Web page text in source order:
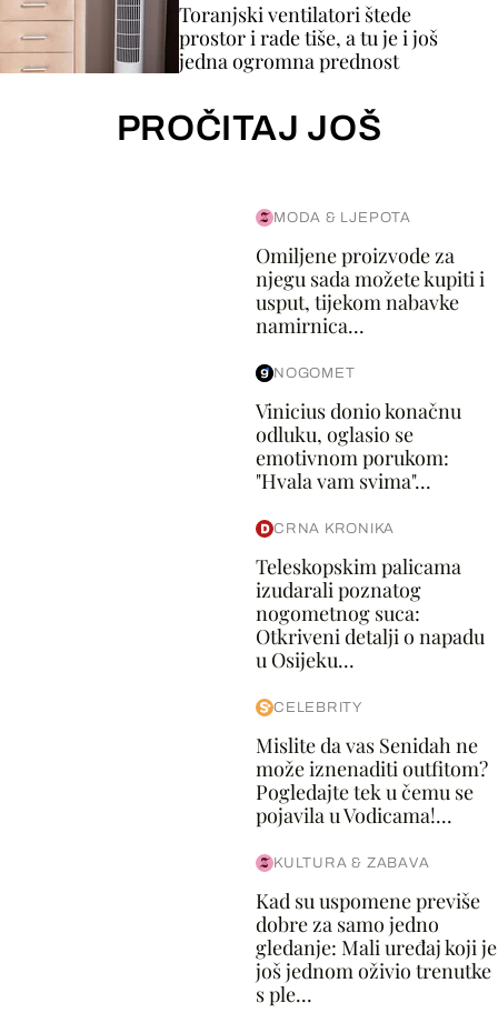
Toranjski ventilatori štede
prostor i rade tiše, a tu je i još
jedna ogromna prednost
PROČITAJ JOŠ
MODA & LJEPOTA
Omiljene proizvode za
njegu sada možete kupiti i
usput, tijekom nabavke
namirnica...
NOGOMET
Vinicius donio konačnu
odluku, oglasio se
emotivnom porukom:
"Hvala vam svima"...
CRNA KRONIKA
Teleskopskim palicama
izudarali poznatog
nogometnog suca:
Otkriveni detalji o napadu
u Osijeku...
CELEBRITY
Mislite da vas Senidah ne
može iznenaditi outfitom?
Pogledajte tek u čemu se
pojavila u Vodicama!...
KULTURA & ZABAVA
Kad su uspomene previše
dobre za samo jedno
gledanje: Mali uređaj koji je
još jednom oživio trenutke
s ple...